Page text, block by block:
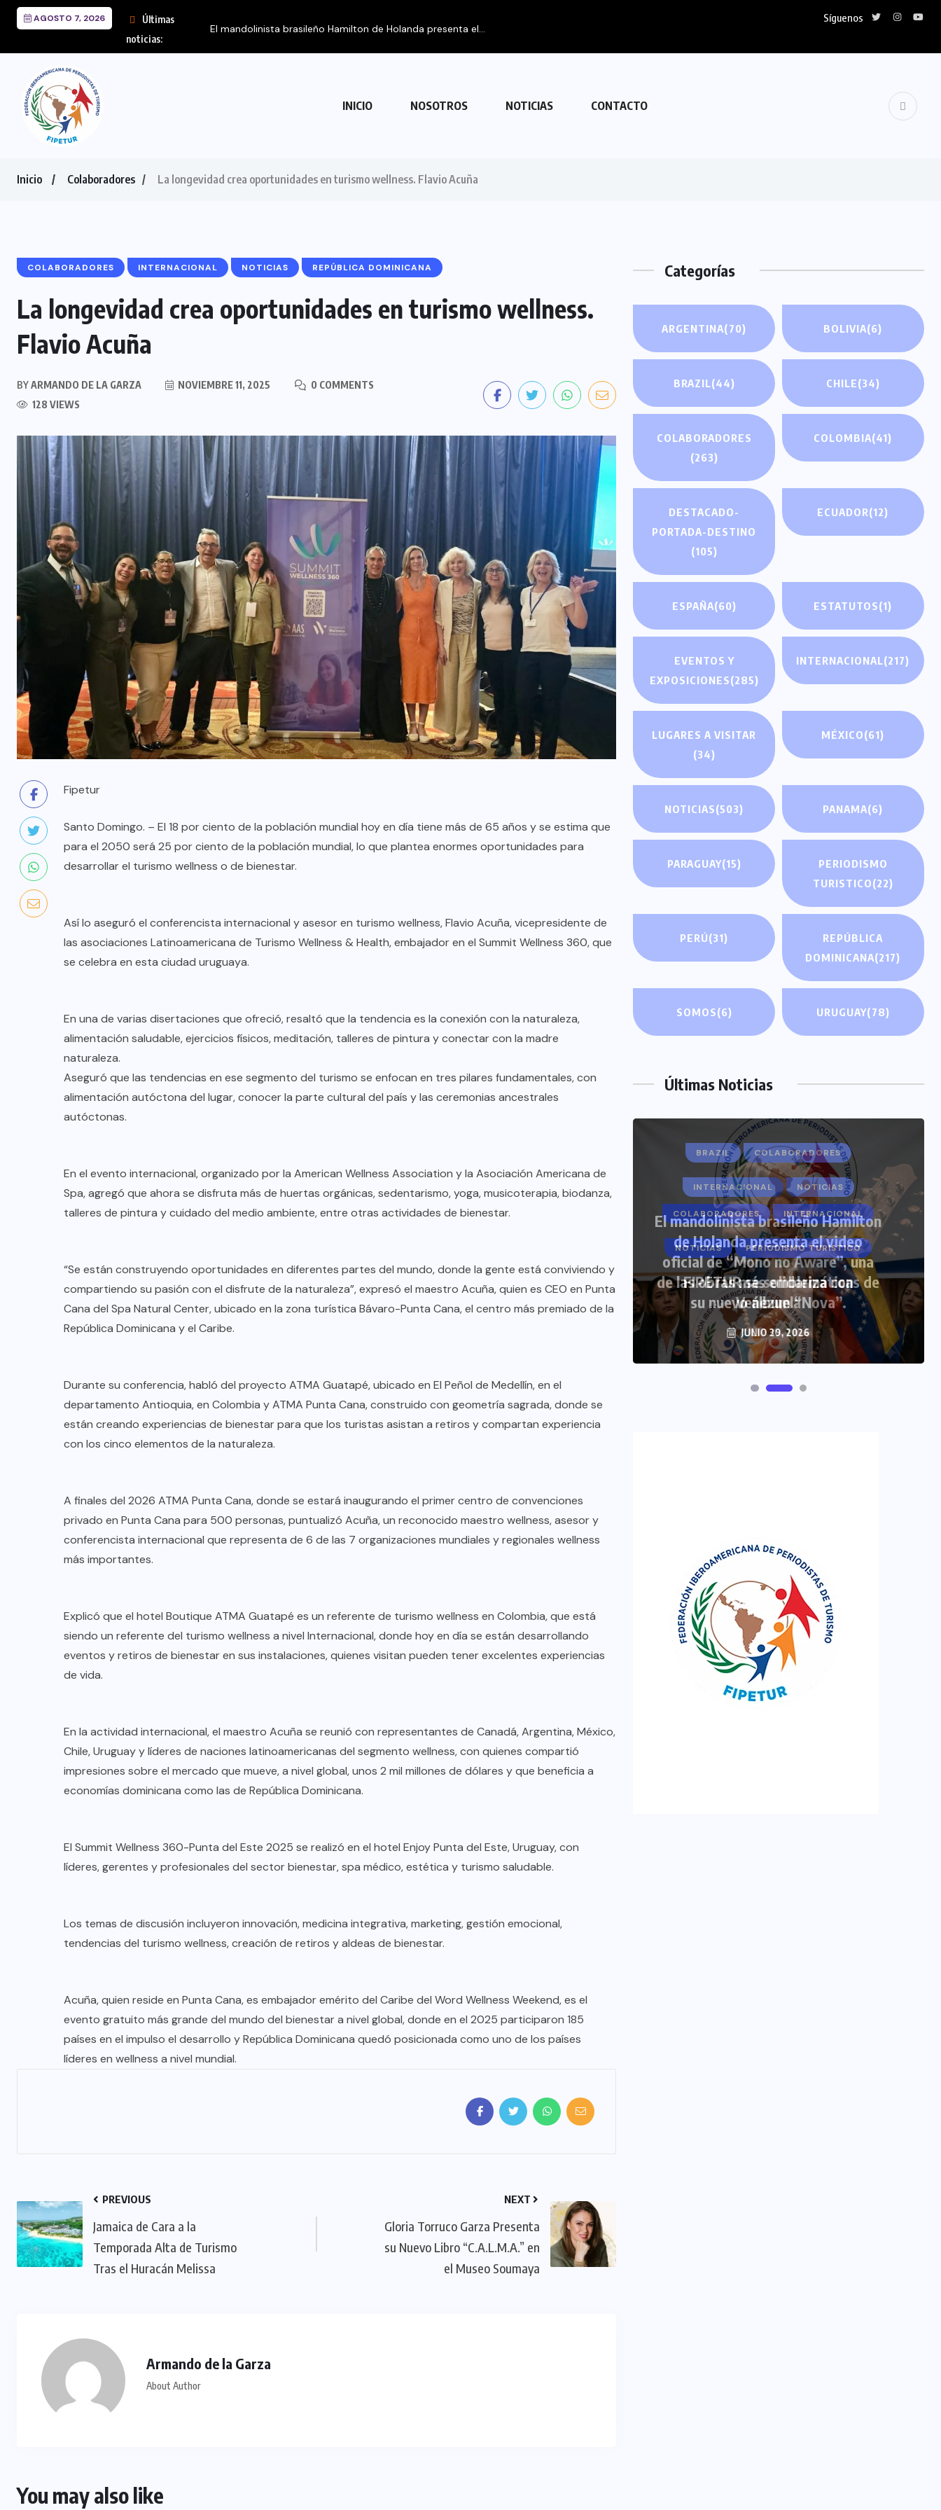
AGOSTO 7, 2026
Últimas
noticias:
Síguenos
INICIO NOSOTROS NOTICIAS CONTACTO
Inicio Colaboradores La longevidad crea oportunidades en turismo wellness. Flavio Acuña
COLABORADORES INTERNACIONAL NOTICIAS REPÚBLICA DOMINICANA
La longevidad crea oportunidades en turismo wellness.
Flavio Acuña
BYARMANDO DE LA GARZA NOVIEMBRE 11, 2025
0 COMMENTS
128 VIEWS
Fipetur
Santo Domingo. – El 18 por ciento de la población mundial hoy en día tiene más de 65 años y se estima que
para el 2050 será 25 por ciento de la población mundial, lo que plantea enormes oportunidades para
desarrollar el turismo wellness o de bienestar.
Así lo aseguró el conferencista internacional y asesor en turismo wellness, Flavio Acuña, vicepresidente de
las asociaciones Latinoamericana de Turismo Wellness & Health, embajador en el Summit Wellness 360, que
se celebra en esta ciudad uruguaya.
En una de varias disertaciones que ofreció, resaltó que la tendencia es la conexión con la naturaleza,
alimentación saludable, ejercicios físicos, meditación, talleres de pintura y conectar con la madre
naturaleza.
Aseguró que las tendencias en ese segmento del turismo se enfocan en tres pilares fundamentales, con
alimentación autóctona del lugar, conocer la parte cultural del país y las ceremonias ancestrales
autóctonas.
En el evento internacional, organizado por la American Wellness Association y la Asociación Americana de
Spa, agregó que ahora se disfruta más de huertas orgánicas, sedentarismo, yoga, musicoterapia, biodanza,
talleres de pintura y cuidado del medio ambiente, entre otras actividades de bienestar.
“Se están construyendo oportunidades en diferentes partes del mundo, donde la gente está conviviendo y
compartiendo su pasión con el disfrute de la naturaleza”, expresó el maestro Acuña, quien es CEO en Punta
Cana del Spa Natural Center, ubicado en la zona turística Bávaro-Punta Cana, el centro más premiado de la
República Dominicana y el Caribe.
Durante su conferencia, habló del proyecto ATMA Guatapé, ubicado en El Peñol de Medellín, en el
departamento Antioquia, en Colombia y ATMA Punta Cana, construido con geometría sagrada, donde se
están creando experiencias de bienestar para que los turistas asistan a retiros y compartan experiencia
con los cinco elementos de la naturaleza.
A finales del 2026 ATMA Punta Cana, donde se estará inaugurando el primer centro de convenciones
privado en Punta Cana para 500 personas, puntualizó Acuña, un reconocido maestro wellness, asesor y
conferencista internacional que representa de 6 de las 7 organizaciones mundiales y regionales wellness
más importantes.
Explicó que el hotel Boutique ATMA Guatapé es un referente de turismo wellness en Colombia, que está
siendo un referente del turismo wellness a nivel Internacional, donde hoy en día se están desarrollando
eventos y retiros de bienestar en sus instalaciones, quienes visitan pueden tener excelentes experiencias
de vida.
En la actividad internacional, el maestro Acuña se reunió con representantes de Canadá, Argentina, México,
Chile, Uruguay y líderes de naciones latinoamericanas del segmento wellness, con quienes compartió
impresiones sobre el mercado que mueve, a nivel global, unos 2 mil millones de dólares y que beneficia a
economías dominicana como las de República Dominicana.
El Summit Wellness 360-Punta del Este 2025 se realizó en el hotel Enjoy Punta del Este, Uruguay, con
líderes, gerentes y profesionales del sector bienestar, spa médico, estética y turismo saludable.
Los temas de discusión incluyeron innovación, medicina integrativa, marketing, gestión emocional,
tendencias del turismo wellness, creación de retiros y aldeas de bienestar.
Acuña, quien reside en Punta Cana, es embajador emérito del Caribe del Word Wellness Weekend, es el
evento gratuito más grande del mundo del bienestar a nivel global, donde en el 2025 participaron 185
países en el impulso el desarrollo y República Dominicana quedó posicionada como uno de los países
líderes en wellness a nivel mundial.
PREVIOUS
Jamaica de Cara a la
Temporada Alta de Turismo
Tras el Huracán Melissa
NEXT
Gloria Torruco Garza Presenta
su Nuevo Libro “C.A.L.M.A.” en
el Museo Soumaya
Armando de la Garza
About Author
You may also like
Categorías
ARGENTINA(70) BOLIVIA(6)
BRAZIL(44) CHILE(34)
COLABORADORES
(263)
COLOMBIA(41)
DESTACADO-
PORTADA-DESTINO
(105)
ECUADOR(12)
ESPAÑA(60) ESTATUTOS(1)
EVENTOS Y
EXPOSICIONES(285)
INTERNACIONAL(217)
LUGARES A VISITAR
(34)
MÉXICO(61)
NOTICIAS(503) PANAMA(6)
PARAGUAY(15)
PERIODISMO
TURISTICO(22)
PERÚ(31)
REPÚBLICA
DOMINICANA(217)
SOMOS(6) URUGUAY(78)
Últimas Noticias
COLABORADORES MÉXICO
NOTICIAS
TULUM EN BANCARROTA
TURÍSTICA POR ABUSOS Y FALTA
DE PLANEACIÓN
JUNIO 24, 2026
INTERNACIONAL NOTICIAS
El mandolinista brasileño Hamilton
oficial de “Mono no Aware”, una
de las obras más emblemáticas de
su nuevo álbum “Nova”.
COLABORADORES INTERNACIONAL
NOTICIAS PERIODISMO TURISTICO
FIPETUR se solidariza con
Venezuela
JUNIO 29, 2026